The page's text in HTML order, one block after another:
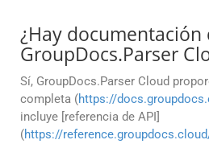
¿Hay
GroupDocs.Parser
Sí, GroupDocs.Parser Cloud
completa (https://
incluye [referencia de API]
(https://